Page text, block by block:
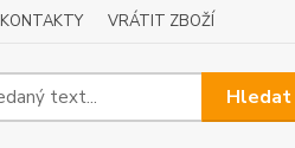
KONTAKTY VRÁTIT ZBOŽÍ
Hledat